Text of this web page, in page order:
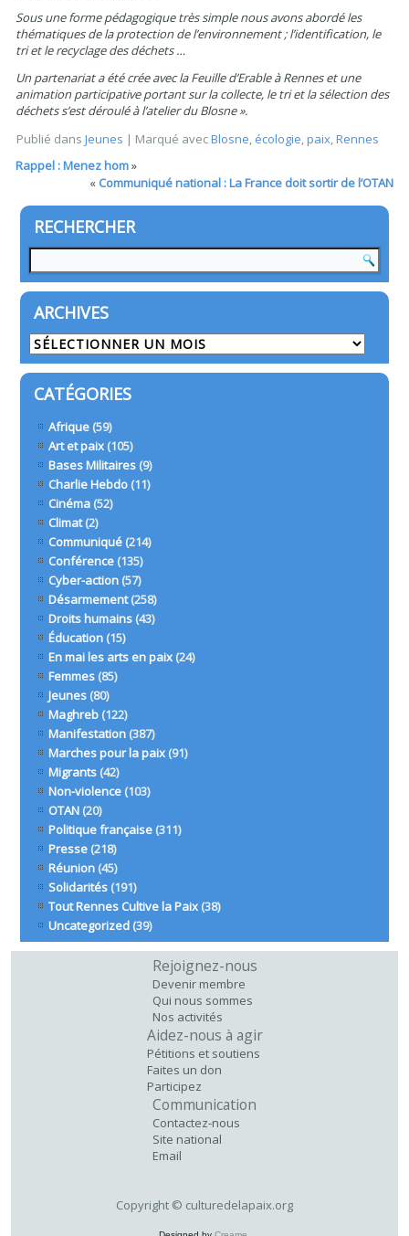
Sous une forme pédagogique très simple nous avons abordé les
thématiques de la protection de l’environnement ; l’identification, le
tri et le recyclage des déchets …
Un partenariat a été crée avec la Feuille d’Erable à Rennes et une
animation participative portant sur la collecte, le tri et la sélection des
déchets s’est déroulé à l’atelier du Blosne ».
Publié dans Jeunes | Marqué avecBlosne, écologie,paix,Rennes
Rappel : Menez hom»
« Communiqué national : La France doit sortir de l’OTAN
RECHERCHER
ARCHIVES
Archives
CATÉGORIES
Afrique (59)
Art et paix (105)
Bases Militaires (9)
Charlie Hebdo (11)
Cinéma (52)
Climat(2)
Communiqué (214)
Conférence (135)
Cyber-action (57)
Désarmement(258)
Droits humains (43)
Éducation (15)
En mai les arts en paix (24)
Femmes (85)
Jeunes (80)
Maghreb (122)
Manifestation (387)
Marches pour la paix (91)
Migrants (42)
Non-violence (103)
OTAN (20)
Politique française (311)
Presse (218)
Réunion (45)
Solidarités (191)
Tout Rennes Cultive la Paix (38)
Uncategorized (39)
Rejoignez-nous
Devenir membre
Qui nous sommes
Nos activités
Aidez-nous à agir
Pétitions et soutiens
Faites un don
Participez
Communication
Contactez-nous
Site national
Email
Copyright © culturedelapaix.org